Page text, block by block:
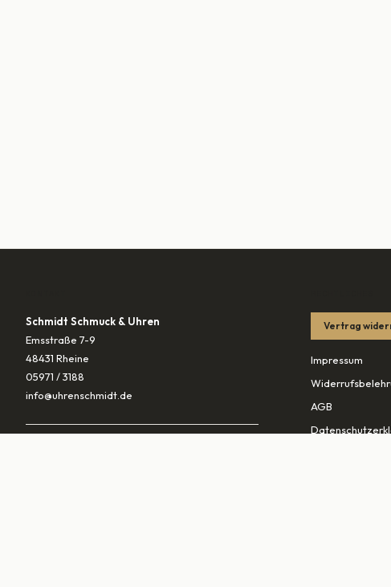
Schmidt Schmuck & Uhren
Emsstraße 7-9
48431 Rheine
05971 / 3188
info@uhrenschmidt.de
Vertrag
Impressum
AGB